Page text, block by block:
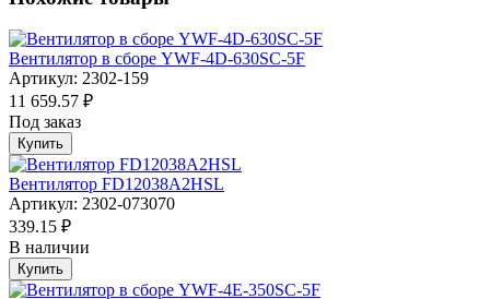
Вентилятор в сборе YWF-4D-630SC-5F
Артикул: 2302-159
11 659.57 ₽
Под заказ
Купить
Вентилятор FD12038A2HSL
Артикул: 2302-073070
339.15 ₽
В наличии
Купить